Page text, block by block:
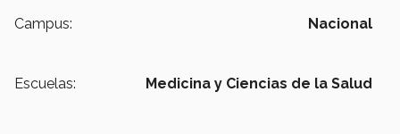
Campus: Nacional
Escuelas: Medicina y Ciencias de la Salud